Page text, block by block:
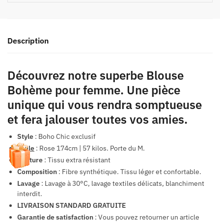
Description
Découvrez notre superbe Blouse
Bohème pour femme. Une pièce
unique qui vous rendra somptueuse
et fera jalouser toutes vos amies.
Style : Boho Chic exclusif
Taille : Rose 174cm | 57 kilos. Porte du M.
Couture : Tissu extra résistant
Composition : Fibre synthétique. Tissu léger et confortable.
Lavage : Lavage à 30°C, lavage textiles délicats, blanchiment
interdit.
LIVRAISON STANDARD GRATUITE
Garantie de satisfaction : Vous pouvez retourner un article